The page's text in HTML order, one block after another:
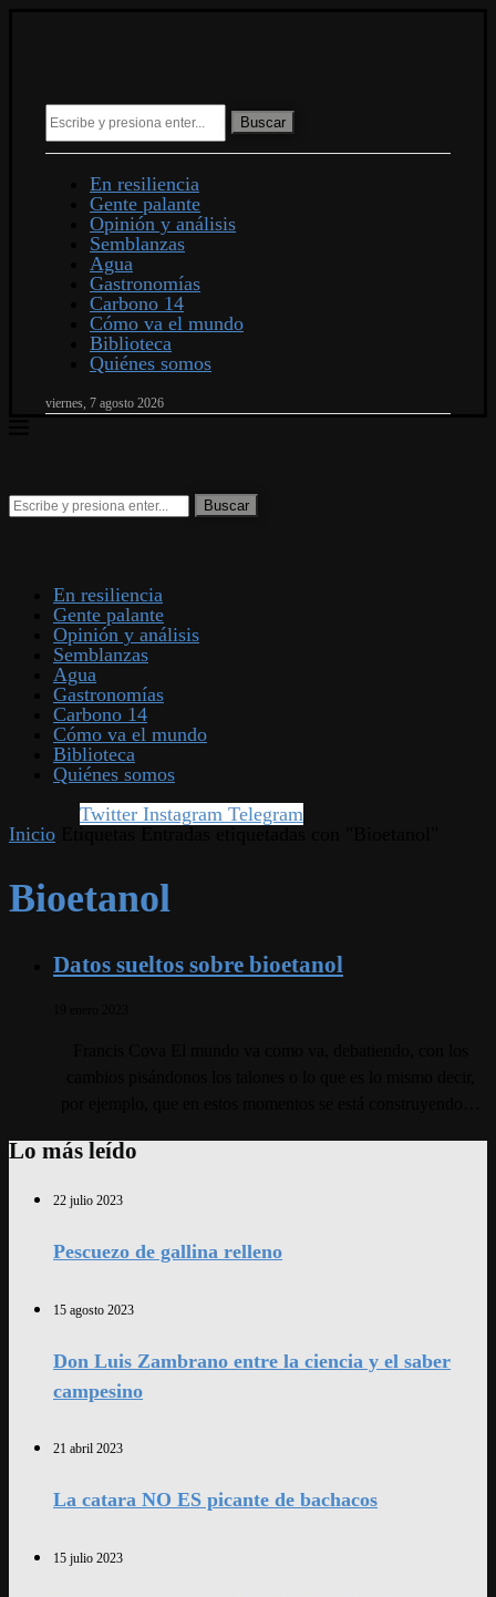
Buscar
En resiliencia
Gente palante
Opinión y análisis
Semblanzas
Agua
Gastronomías
Carbono 14
Cómo va el mundo
Biblioteca
Quiénes somos
viernes, 7 agosto 2026
En resiliencia
Gente palante
Opinión y análisis
Semblanzas
Agua
Gastronomías
Carbono 14
Cómo va el mundo
Biblioteca
Quiénes somos
Twitter Instagram Telegram
Inicio
Bioetanol
Datos sueltos sobre bioetanol
Lo más leído
22 julio 2023
Pescuezo de gallina relleno
15 agosto 2023
Don Luis Zambrano entre la ciencia y el saber
campesino
21 abril 2023
La catara NO ES picante de bachacos
15 julio 2023